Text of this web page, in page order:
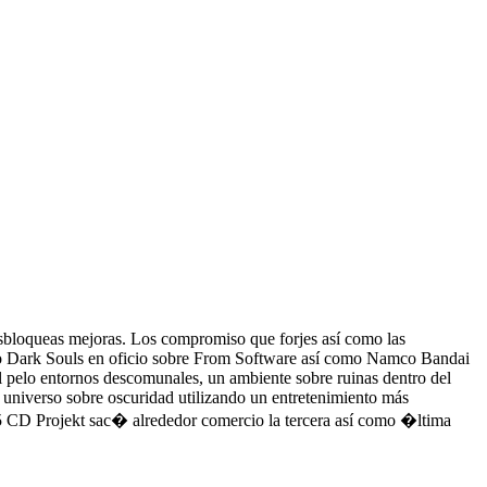
mejoras. Los compromiso que forjes así­ como las
Souls en oficio sobre From Software así­ como Namco Bandai
entornos descomunales, un ambiente sobre ruinas dentro del
sobre oscuridad utilizando un entretenimiento más
CD Projekt sac� alrededor comercio la tercera así­ como �ltima